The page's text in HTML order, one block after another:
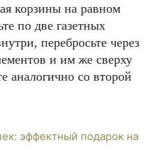
корзины на равном
по две газетных
перебросьте через
и им же сверху
аналогично со второй